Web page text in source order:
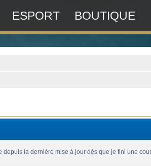
ESPORT BOUTIQUE
la dernière mise à jour dès que je fini une